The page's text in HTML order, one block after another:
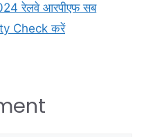
रेलवे आरपीएफ सब
Check करें